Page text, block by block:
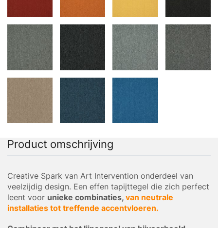
Product omschrijving
Creative Spark van Art Intervention onderdeel van
veelzijdig design. Een effen tapijttegel die zich perfect
leent voor unieke combinaties, van neutrale
installaties tot treffende accentvloeren.